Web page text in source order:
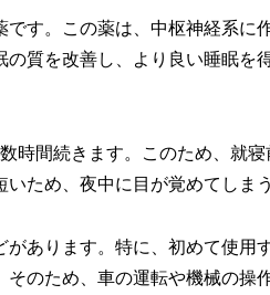
す。この薬は、中枢神経系に
質を改善し、より良い睡眠を
時間続きます。このため、就
ため、夜中に目が覚めてしま
あります。特に、初めて使用
のため、車の運転や機械の操